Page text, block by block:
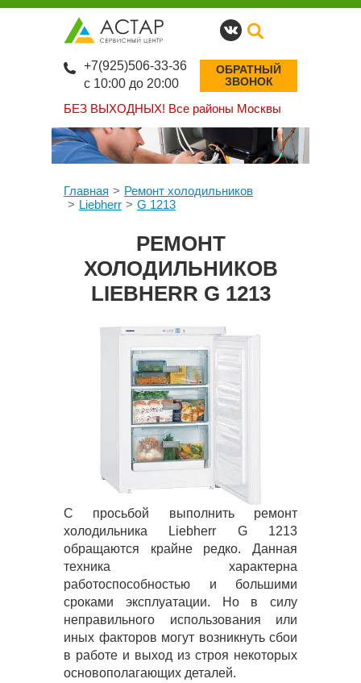
БЕЗ ВЫХОДНЫХ! Все районы Москвы
+7(925)506-33-36
с 10:00 до 20:00
ОБРАТНЫЙ
ЗВОНОК
Главная
Ремонт холодильников
Liebherr
G 1213
РЕМОНТ
ХОЛОДИЛЬНИКОВ
LIEBHERR G 1213
С просьбой выполнить ремонт
холодильника Liebherr G 1213
обращаются крайне редко. Данная
техника характерна
работоспособностью и большими
сроками эксплуатации. Но в силу
неправильного использования или
иных факторов могут возникнуть сбои
в работе и выход из строя некоторых
основополагающих деталей.